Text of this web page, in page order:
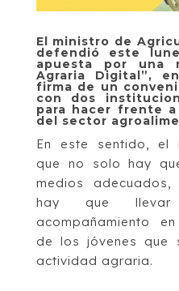
El ministro de
defendió este
apuesta por una
Agraria Digital”,
firma de un
con dos
para hacer frente
del sector
En este sentido, el
que no solo hay
medios
hay que
acompañamiento
de los jóvenes que
actividad agraria.